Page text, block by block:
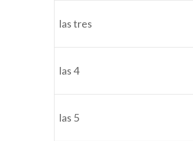
las tres
las 4
las 5